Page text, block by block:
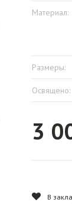
Материал:
Размеры:
Освящено:
3
В